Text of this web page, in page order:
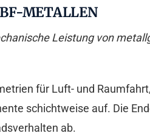
METALLEN
Leistung von
für Luft- und
schichtweise auf. Die
ab.